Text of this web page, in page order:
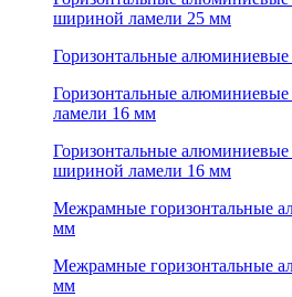
шириной ламели 25 мм
Горизонтальные
Горизонтальные
ламели 16 мм
Горизонтальные
шириной ламели 16 мм
Межрамные горизонтальные
мм
Межрамные горизонтальные
мм